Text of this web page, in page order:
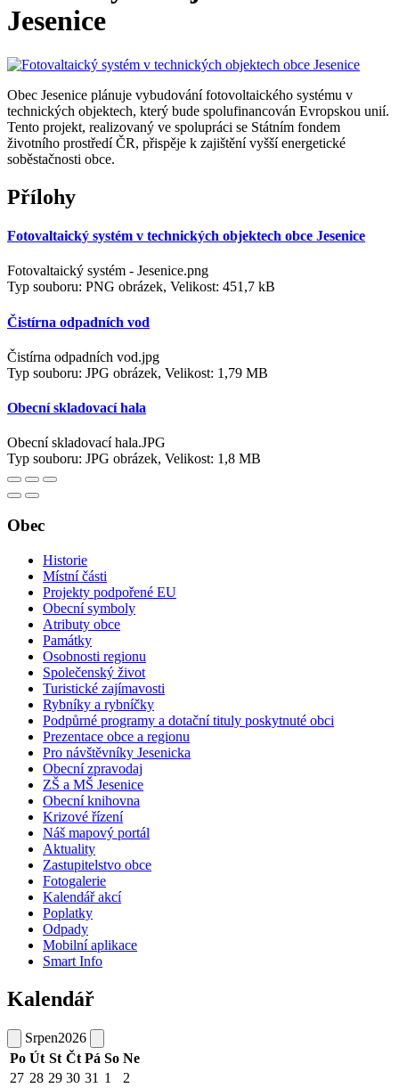
Jesenice
Obec Jesenice plánuje vybudování fotovoltaického systému v
technických objektech, který bude spolufinancován Evropskou unií.
Tento projekt, realizovaný ve spolupráci se Státním fondem
životního prostředí ČR, přispěje k zajištění vyšší energetické
soběstačnosti obce.
Přílohy
Fotovaltaický systém v technických objektech obce Jesenice
Fotovaltaický systém - Jesenice.png
Typ souboru: PNG obrázek, Velikost: 451,7 kB
Čistírna odpadních vod
Čistírna odpadních vod.jpg
Typ souboru: JPG obrázek, Velikost: 1,79 MB
Obecní skladovací hala
Obecní skladovací hala.JPG
Typ souboru: JPG obrázek, Velikost: 1,8 MB
Obec
Historie
Místní části
Projekty podpořené EU
Obecní symboly
Atributy obce
Památky
Osobnosti regionu
Společenský život
Turistické zajímavosti
Rybníky a rybníčky
Podpůrné programy a dotační tituly poskytnuté obci
Prezentace obce a regionu
Pro návštěvníky Jesenicka
Obecní zpravodaj
ZŠ a MŠ Jesenice
Obecní knihovna
Krizové řízení
Náš mapový portál
Aktuality
Zastupitelstvo obce
Fotogalerie
Kalendář akcí
Poplatky
Odpady
Mobilní aplikace
Smart Info
Kalendář
Srpen2026
Po Út St Čt Pá So Ne
27 28 29 30 31 1
2